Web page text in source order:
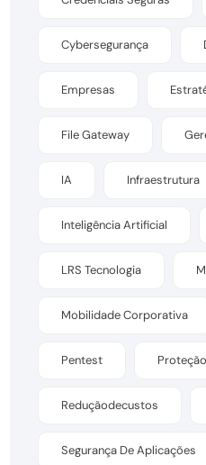
Cybersegurança
Empresas
File Gateway
IA Infraestrutura
Inteligência Artificial
LRS Tecnologia
Mobilidade Corporativa
Pentest
Reduçãodecustos
Segurança De Aplicações